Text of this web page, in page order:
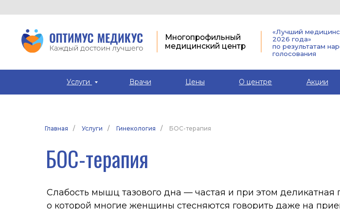
Многопрофильный
медицинский центр
«Лучший медицинский центр
2026 года»
по результатам народного
голосования
Услуги Врачи Цены О центре Акции
Главная / Услуги / Гинекология / БОС-терапия
Слабость мышц тазового дна — частая и при этом деликатная проблема,
между тем именно от состояния этих мышц зависит удержание мочи,
поддержка органов малого таза и интимный комфорт. БОС терапия
БОС-терапия